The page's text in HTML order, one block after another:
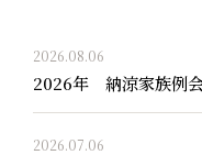
2026.08.06
2026年 納涼家族例
2026.07.06